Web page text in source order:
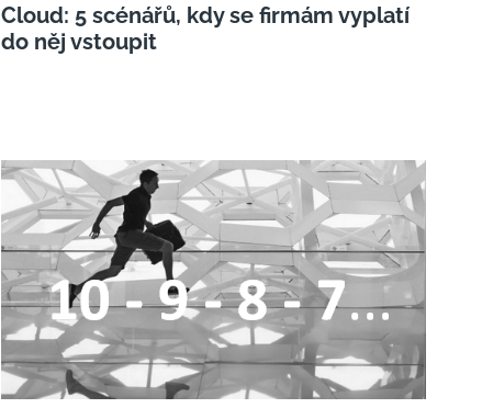
Cloud: 5 scénářů, kdy se firmám vyplatí
do něj vstoupit